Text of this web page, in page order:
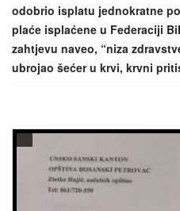
a
t
i
o
odobrio isplatu jednokratne
plaće isplaćene u Federaciji
zahtjevu naveo, “niza
ubrojao šećer u krvi, krvni